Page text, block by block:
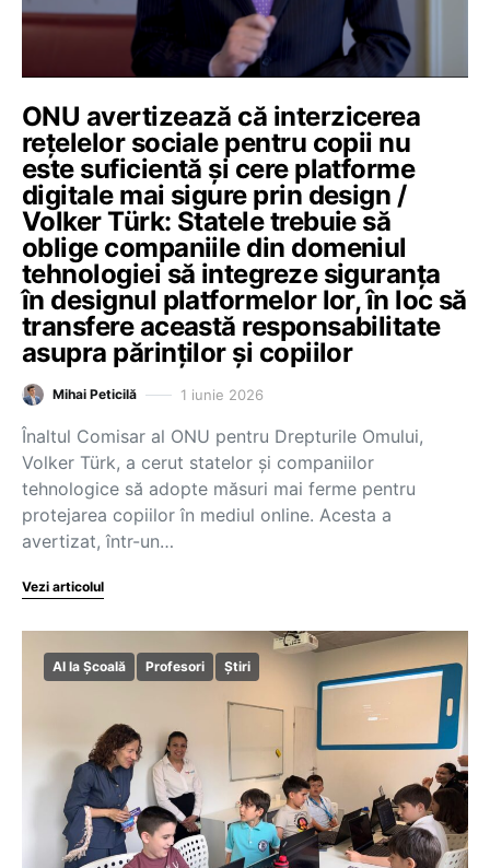
ONU avertizează că interzicerea
rețelelor sociale pentru copii nu
este suficientă și cere platforme
digitale mai sigure prin design /
Volker Türk: Statele trebuie să
oblige companiile din domeniul
tehnologiei să integreze siguranța
în designul platformelor lor, în loc să
transfere această responsabilitate
asupra părinților și copiilor
Mihai Peticilă 1 iunie 2026
Înaltul Comisar al ONU pentru Drepturile Omului,
Volker Türk, a cerut statelor și companiilor
tehnologice să adopte măsuri mai ferme pentru
protejarea copiilor în mediul online. Acesta a
avertizat, într-un…
Vezi articolul
AI la Școală Profesori Știri